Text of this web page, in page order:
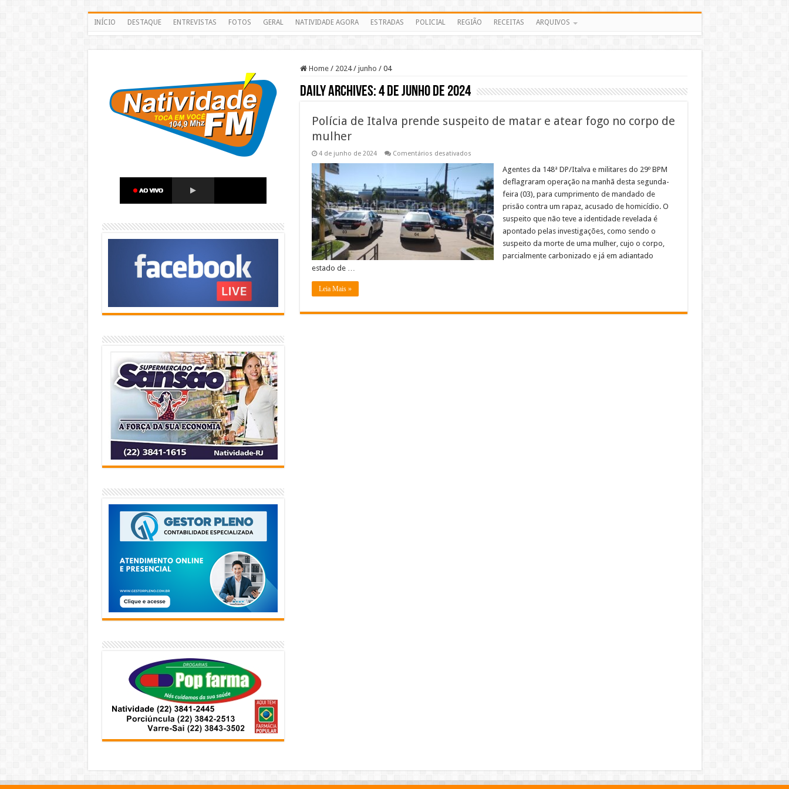
INÍCIO DESTAQUE ENTREVISTAS FOTOS GERAL NATIVIDADE AGORA ESTRADAS POLICIAL REGIÃO RECEITAS ARQUIVOS
Home / 2024 / junho / 04
Daily Archives:4 de junho de 2024
Polícia de Italva prende suspeito de matar e atear fogo no corpo de
mulher
4 de junho de 2024 Comentários desativadosem
de
prende
suspeito
de
matar
e
atear
fogo
no
corpo
de
mulher
Agentes da 148ª DP/Italva e militares do 29º BPM
deflagraram operação na manhã desta segunda-
feira (03), para cumprimento de mandado de
prisão contra um rapaz, acusado de homicídio. O
suspeito que não teve a identidade revelada é
apontado pelas investigações, como sendo o
suspeito da morte de uma mulher, cujo o corpo,
parcialmente carbonizado e já em adiantado
estado de …
Leia Mais »